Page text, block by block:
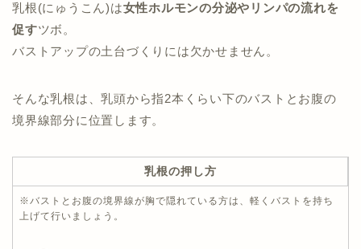
乳根(にゅうこん)は女性ホルモンの分泌やリンパの流れを
促すツボ。
バストアップの土台づくりには欠かせません。
そんな乳根は、乳頭から指2本くらい下のバストとお腹の
境界線部分に位置します。
乳根の押し方
※バストとお腹の境界線が胸で隠れている方は、軽くバストを持ち
上げて行いましょう。